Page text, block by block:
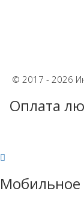
© 2017 - 2026
Оплата